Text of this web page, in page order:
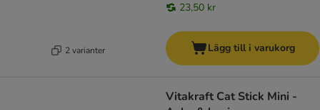
2 varianter
23,50 kr
Lägg till i varukorg
Vitakraft Cat Stick Mini -